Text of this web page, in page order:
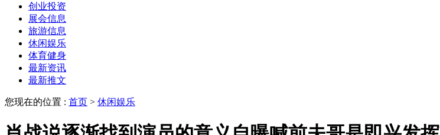
创业投资
展会信息
旅游信息
休闲娱乐
体育健身
最新资讯
最新推文
您现在的位置 : 首页 > 休闲娱乐